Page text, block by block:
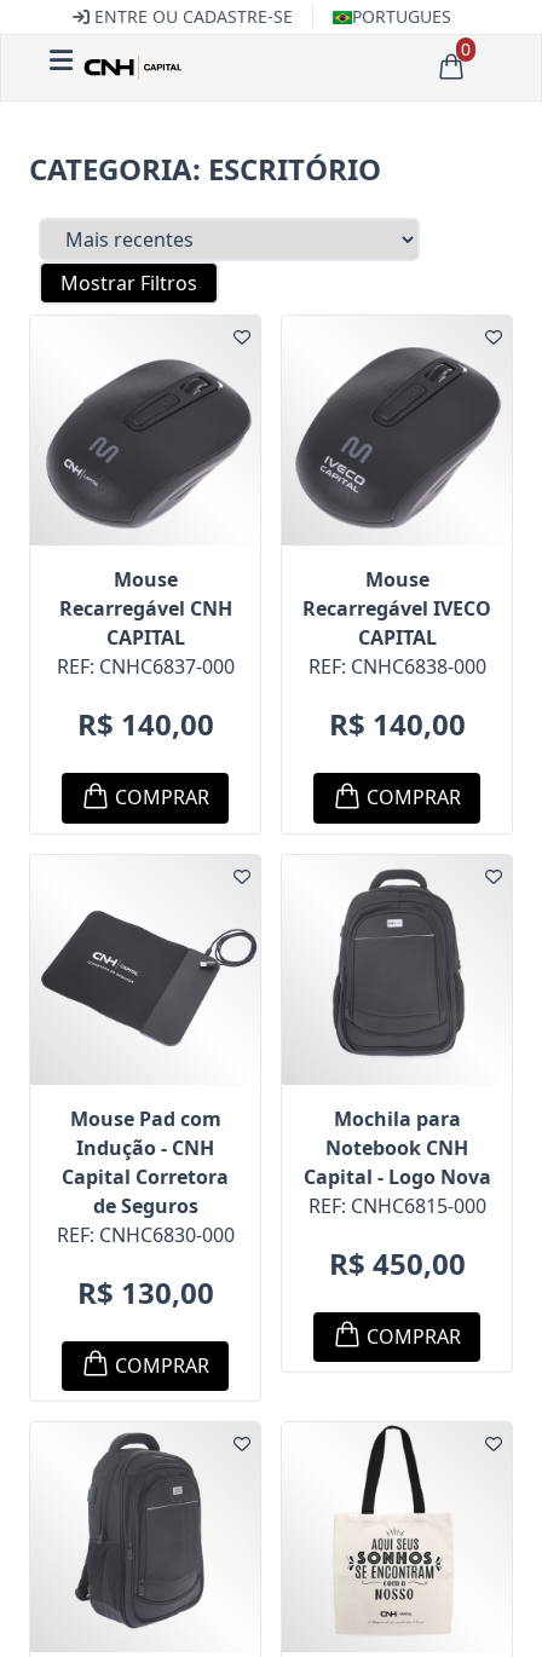
ENTRE OU CADASTRE-SE
PORTUGUES
0
CATEGORIA: ESCRITÓRIO
Mostrar Filtros
Mouse
Recarregável CNH
CAPITAL
REF: CNHC6837-000
R$ 140,00
COMPRAR
Mouse
Recarregável IVECO
CAPITAL
REF: CNHC6838-000
R$ 140,00
COMPRAR
Mouse Pad com
Indução - CNH
Capital Corretora
de Seguros
REF: CNHC6830-000
R$ 130,00
COMPRAR
Mochila para
Notebook CNH
Capital - Logo Nova
REF: CNHC6815-000
R$ 450,00
COMPRAR